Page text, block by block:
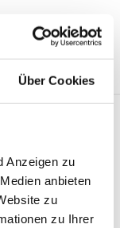
Über Cookies
Anzeigen zu
anbieten
zu
zu Ihrer
Allgemein,